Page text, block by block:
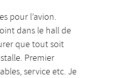
pour l’avion.
dans le hall de
que tout soit
Premier
service etc. Je